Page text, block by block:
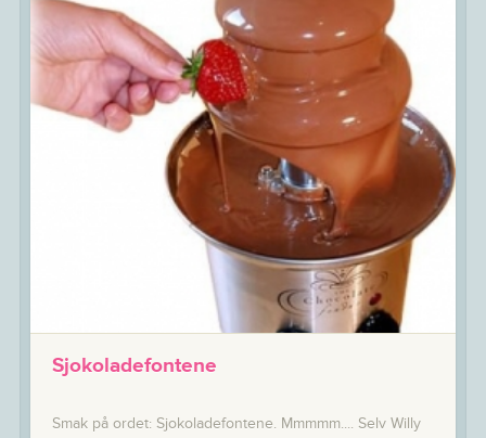
Sjokoladefontene
Smak på ordet: Sjokoladefontene. Mmmmm.... Selv Willy